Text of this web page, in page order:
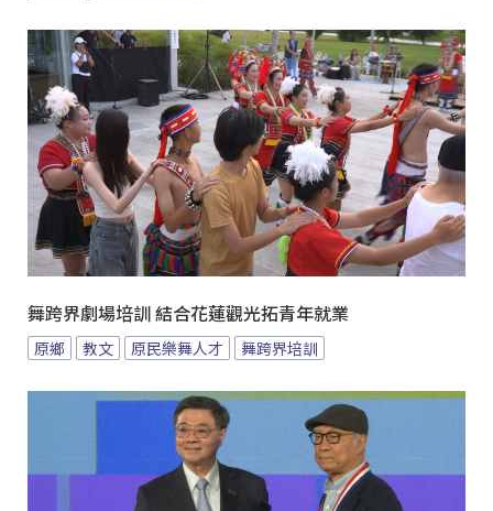
舞跨界劇場培訓 結合花蓮觀光拓青年就業
原鄉 教文 原民樂舞人才 舞跨界培訓